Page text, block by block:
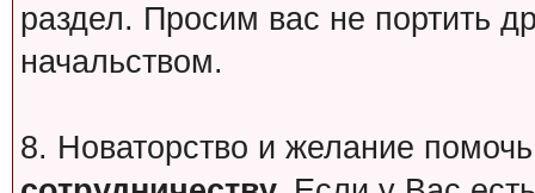
раздел. Просим вас не портить
начальством.
8. Новаторство и желание